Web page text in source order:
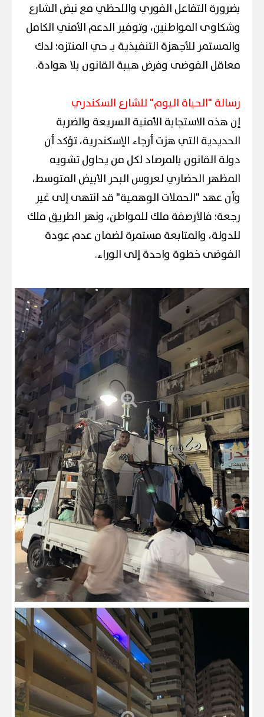
بضرورة التفاعل الفوري واللحظي مع نبض الشارع
وشكاوى المواطنين، وتوفير الدعم الأمني الكامل
والمستمر للأجهزة التنفيذية بـ حي المنتزه؛ لدك
معاقل الفوضى وفرض هيبة القانون بلا هوادة.
رسالة "الحياة اليوم" للشارع السكندري
إن هذه الاستجابة الأمنية السريعة والضربة
الحديدية التي هزت أرجاء الإسكندرية، تؤكد أن
دولة القانون بالمرصاد لكل من يحاول تشويه
المظهر الحضاري لعروس البحر الأبيض المتوسط،
وأن عهد "الحملات الوهمية" قد انتهى إلى غير
رجعة؛ فالأرصفة ملك للمواطن، ونهر الطريق ملك
للدولة، والمتابعة مستمرة لضمان عدم عودة
الفوضى خطوة واحدة إلى الوراء.